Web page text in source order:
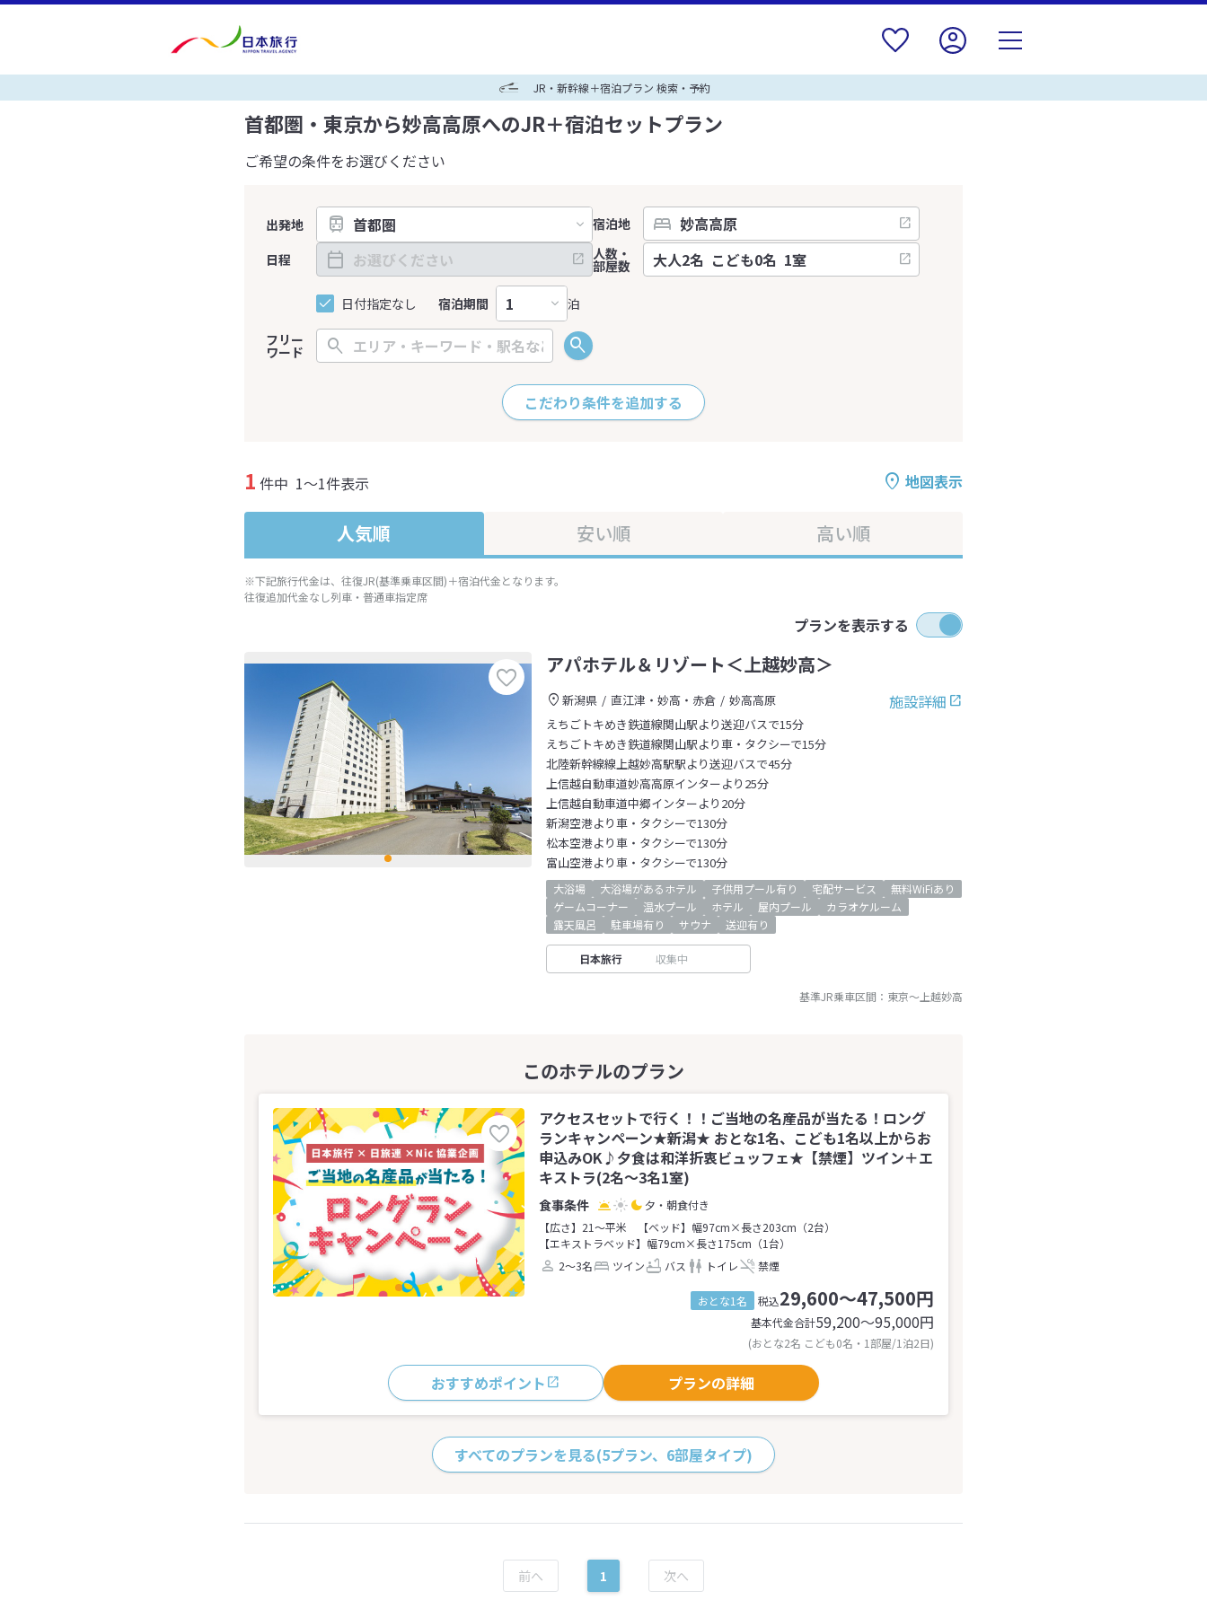
JR・新幹線＋宿泊プラン 検索・予約
首都圏・東京から妙高高原へのJR＋宿泊セットプラン
ご希望の条件をお選びください
出発地
宿泊地
日程
日付指定なし 宿泊期間 泊
人数・
部屋数
フリー
ワード
こだわり条件を追加する
地図表示
1 件中 1～1件表示
人気順 安い順 高い順
※下記旅行代金は、往復JR(基準乗車区間)＋宿泊代金となります。
往復追加代金なし列車・普通車指定席
プランを表示する
アパホテル＆リゾート＜上越妙高＞
施設詳細
新潟県 直江津・妙高・赤倉
妙高高原
えちごトキめき鉄道線関山駅より送迎バスで15分
えちごトキめき鉄道線関山駅より車・タクシーで15分
北陸新幹線線上越妙高駅駅より送迎バスで45分
上信越自動車道妙高高原インターより25分
上信越自動車道中郷インターより20分
新潟空港より車・タクシーで130分
松本空港より車・タクシーで130分
富山空港より車・タクシーで130分
大浴場 大浴場があるホテル 子供用プール有り 宅配サービス
無料WiFiあり
ゲームコーナー
温水プール ホテル 屋内プール
カラオケルーム
露天風呂
駐車場有り サウナ 送迎有り
日本旅行 収集中
基準JR乗車区間： 東京～ 上越妙高
アクセスセットで行く！！ご当地の名産品が当たる！ロング
ランキャンペーン★新潟★ おとな1名、こども1名以上からお
申込みOK♪夕食は和洋折衷ビュッフェ★【禁煙】ツイン＋エ
キストラ(2名～3名1室)
夕・朝食付き
【広さ】21～平米
【ベッド】幅97cm×長さ203cm（2台）
【エキストラベッド】幅79cm×長さ175cm（1台）
2～3名
ツイン バス トイレ 禁煙
おとな1名 税込29,600～47,500円
基本代金合計59,200〜95,000円
(おとな2名 こども0名・1部屋/1泊2日)
おすすめポイント プランの詳細
すべてのプランを見る(5プラン、6部屋タイプ)
1